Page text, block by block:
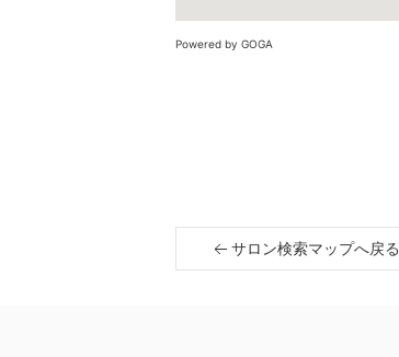
Powered by GOGA
サロン検索マップへ戻る